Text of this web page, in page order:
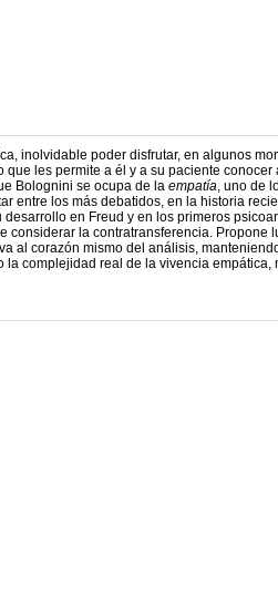
inolvidable poder disfrutar, en algunos
les permite a él y a su paciente conocer
Bolognini se ocupa de la empatía, uno de
entre los más debatidos, en la historia
en Freud y en los primeros
considerar la contratransferencia. Propone
al corazón mismo del análisis,
complejidad real de la vivencia empática,